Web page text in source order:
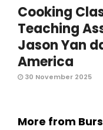
Cooking
Teaching
Jason Yan
America
30 November 2025
More from